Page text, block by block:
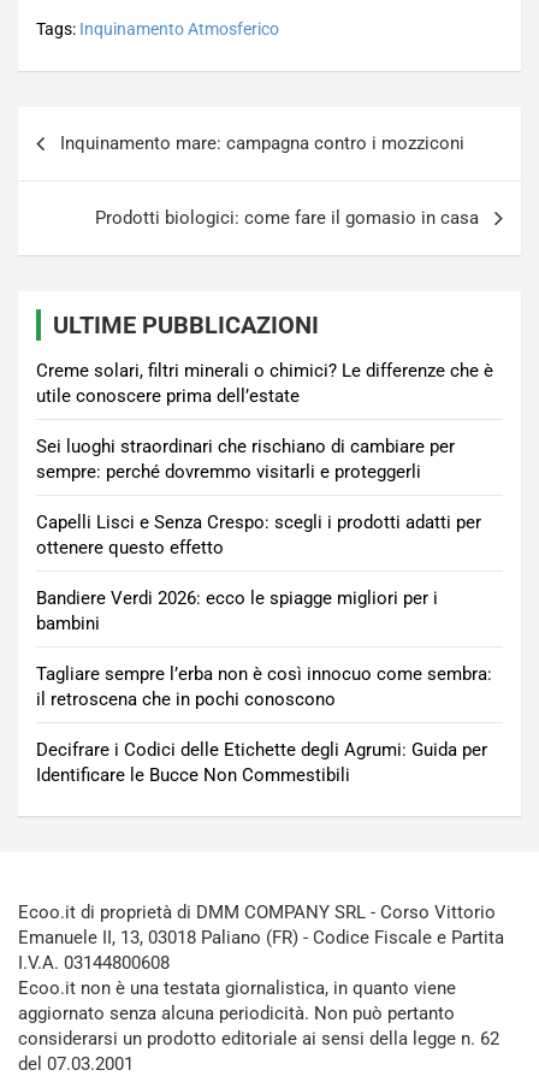
Tags: Inquinamento Atmosferico
articoli
Inquinamento mare: campagna contro i mozziconi
Prodotti biologici: come fare il gomasio in casa
ULTIME PUBBLICAZIONI
Creme solari, filtri minerali o chimici? Le differenze che è
utile conoscere prima dell’estate
Sei luoghi straordinari che rischiano di cambiare per
sempre: perché dovremmo visitarli e proteggerli
Capelli Lisci e Senza Crespo: scegli i prodotti adatti per
ottenere questo effetto
Bandiere Verdi 2026: ecco le spiagge migliori per i
bambini
Tagliare sempre l’erba non è così innocuo come sembra:
il retroscena che in pochi conoscono
Decifrare i Codici delle Etichette degli Agrumi: Guida per
Identificare le Bucce Non Commestibili
Ecoo.it di proprietà di DMM COMPANY SRL - Corso Vittorio
Emanuele II, 13, 03018 Paliano (FR) - Codice Fiscale e Partita
I.V.A. 03144800608
Ecoo.it non è una testata giornalistica, in quanto viene
aggiornato senza alcuna periodicità. Non può pertanto
considerarsi un prodotto editoriale ai sensi della legge n. 62
del 07.03.2001